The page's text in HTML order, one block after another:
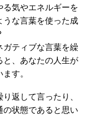
る気やエネルギーを
うな言葉を使った成
ガティブな言葉を繰
、 あなたの人生が
す。
返して言ったり、
状態であると思い